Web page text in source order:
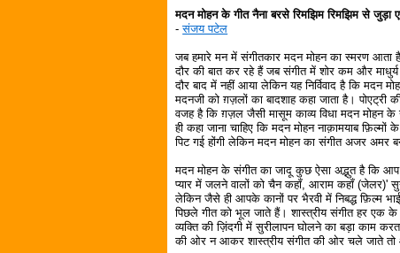
मदन मोहन के गीत नैना बरसे रिमझिम रिमझिम से जुड़ा
-संजय पटेल
जब हमारे मन में संगीतकार मदन मोहन का स्मरण आता
दौर की बात कर रहे हैं जब संगीत में शोर कम और
दौर बाद में नहीं आया लेकिन यह निर्विवाद है कि मदन
मदनजी को ग़ज़लों का बादशाह कहा जाता है।
वजह है कि ग़ज़ल जैसी मासूम काव्य विधा मदन मोहन के
ही कहा जाना चाहिए कि मदन मोहन नाक़ामयाब
पिट गई होंगी लेकिन मदन मोहन का संगीत अजर अमर
मदन मोहन के संगीत का जादू कुछ ऐसा अद्भुत है कि
प्यार में जलने वालों को चैन कहॉं, आराम कहॉं (जेलर)'
लेकिन जैसे ही आपके कानों पर भैरवी में निबद्ध फ़िल्म
पिछले गीत को भूल जाते हैं। शास्त्रीय संगीत हर एक के
व्यक्ति की ज़िंदगी में सुरीलापन घोलने का बड़ा काम
की ओर न आकर शास्त्रीय संगीत की ओर चले जाते तो